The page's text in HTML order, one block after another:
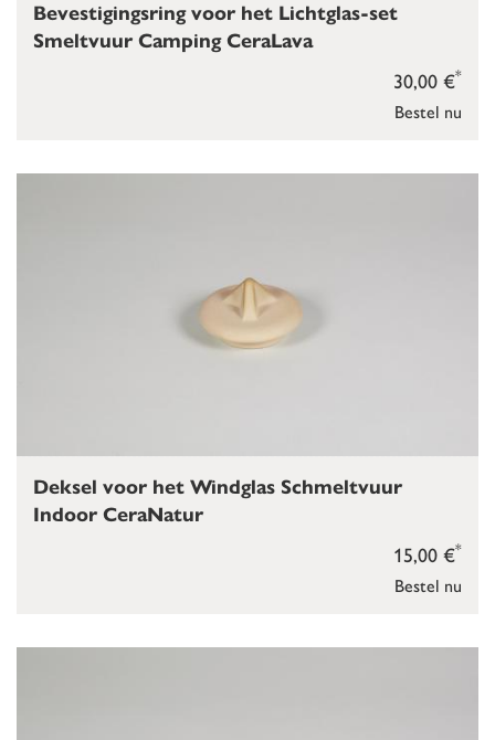
Bestel nu
30,00 €*
Bevestigingsring voor het Lichtglas-set
Smeltvuur Camping CeraLava
Bestel nu
15,00 €*
Deksel voor het Windglas Schmeltvuur
Indoor CeraNatur